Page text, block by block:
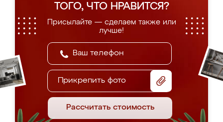
ТОГО, ЧТО НРАВИТСЯ?
Присылайте — сделаем также или
лучше!
Прикрепить фото
Рассчитать стоимость